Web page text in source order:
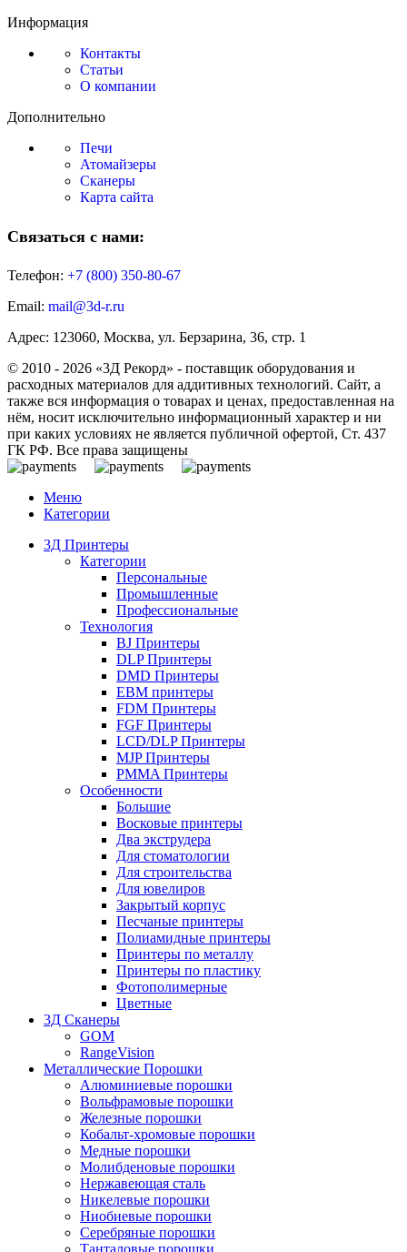
Информация
Контакты
Статьи
О компании
Дополнительно
Печи
Атомайзеры
Сканеры
Карта сайта
Связаться с нами:
Телефон: +7 (800) 350-80-67
Email: mail@3d-r.ru
Адрес: 123060, Москва, ул. Берзарина, 36, стр. 1
© 2010 - 2026 «3Д Рекорд» - поставщик оборудования и
расходных материалов для аддитивных технологий. Сайт, а
также вся информация о товарах и ценах, предоставленная на
нём, носит исключительно информационный характер и ни
при каких условиях не является публичной офертой, Ст. 437
ГК РФ. Все права защищены
Меню
Категории
3Д Принтеры
Категории
Персональные
Промышленные
Профессиональные
Технология
BJ Принтеры
DLP Принтеры
DMD Принтеры
EBM принтеры
FDM Принтеры
FGF Принтеры
LCD/DLP Принтеры
MJP Принтеры
PMMA Принтеры
Особенности
Большие
Восковые принтеры
Два экструдера
Для стоматологии
Для строительства
Для ювелиров
Закрытый корпус
Песчаные принтеры
Полиамидные принтеры
Принтеры по металлу
Принтеры по пластику
Фотополимерные
Цветные
3Д Сканеры
GOM
RangeVision
Металлические Порошки
Алюминиевые порошки
Вольфрамовые порошки
Железные порошки
Кобальт-хромовые порошки
Медные порошки
Молибденовые порошки
Нержавеющая сталь
Никелевые порошки
Ниобиевые порошки
Серебряные порошки